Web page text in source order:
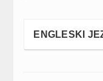
ENGLESKI